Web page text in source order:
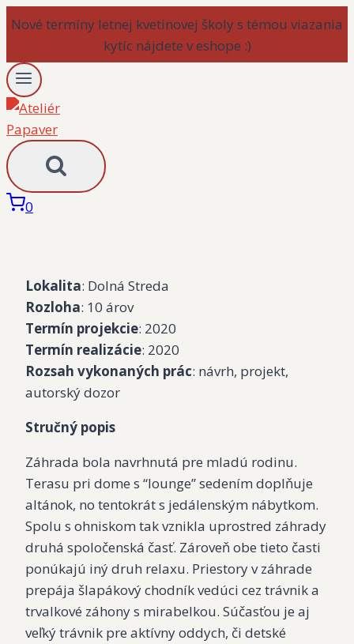
Skip
content
0
Lokalita: Dolná Streda
Rozloha: 10 árov
Termín projekcie: 2020
Termín realizácie: 2020
Rozsah vykonaných prác: návrh, projekt,
autorský dozor
Stručný popis
Záhrada bola navrhnutá pre mladú rodinu.
Terasu pri dome s “lounge” sedením doplňuje
altánok, no tentokrát s jedálenským nábytkom.
Spolu s ohniskom tak vznikla uprostred záhrady
druhá spoločenská časť. Zároveň obe tieto časti
ponúkajú iný druh relaxu. Priestory v záhrade
prepája šlapákový chodník vedúci cez trávnik a
trvalkové záhony s mirabelkou. Súčasťou je aj
veľký trávnik pre aktívny oddych, či detské